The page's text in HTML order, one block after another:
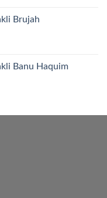
Brujah
Banu Haquim